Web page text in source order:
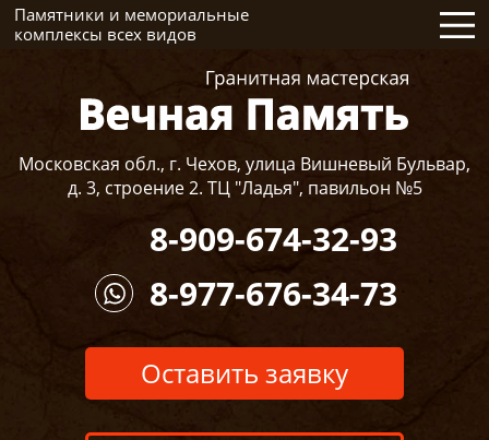
Памятники и мемориальные
комплексы всех видов
Московская обл., г. Чехов, улица Вишневый Бульвар,
д. 3, строение 2. ТЦ "Ладья", павильон №5
8-909-674-32-93
8-977-676-34-73
Оставить заявку